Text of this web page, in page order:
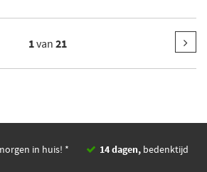
1van 21
in huis! * 14 dagen, bedenktijd